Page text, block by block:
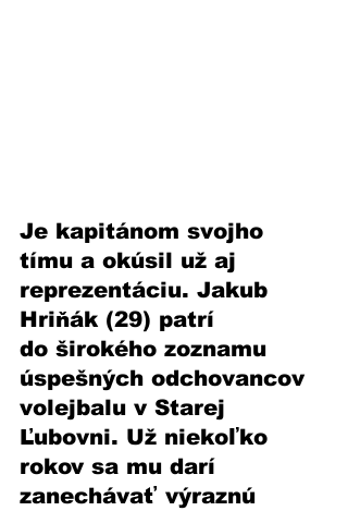
Je kapitánom svojho
tímu a okúsil už aj
reprezentáciu. Jakub
Hriňák (29) patrí
do širokého zoznamu
úspešných odchovancov
volejbalu v Starej
Ľubovni. Už niekoľko
rokov sa mu darí
zanechávať výraznú